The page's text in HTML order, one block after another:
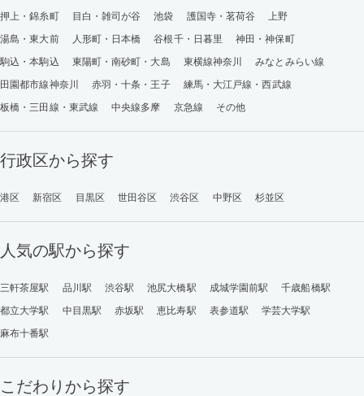
押上・錦糸町
目白・雑司が谷 池袋 護国寺・茗荷谷
上野
湯島・東大前
人形町・日本橋 谷根千・日暮里
神田・神保町
駒込・本駒込
東陽町・南砂町・大島 東横線神奈川
みなとみらい線
田園都市線神奈川
赤羽・十条・王子
練馬・大江戸線・西武線
板橋・三田線・東武線
中央線多摩 京急線 その他
行政区から探す
港区 新宿区 目黒区 世田谷区 渋谷区 中野区 杉並区
人気の駅から探す
三軒茶屋駅 品川駅 渋谷駅 池尻大橋駅 成城学園前駅
千歳船橋駅
都立大学駅
中目黒駅 赤坂駅 恵比寿駅 表参道駅
学芸大学駅
麻布十番駅
こだわりから探す